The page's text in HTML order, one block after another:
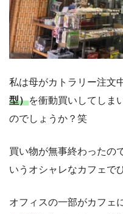
私は母がカトラリー注文
型）を衝動買いしてしま
のでしょうか？笑
買い物が無事終わったの
いうオシャレなカフェで
オフィスの一部がカフェ